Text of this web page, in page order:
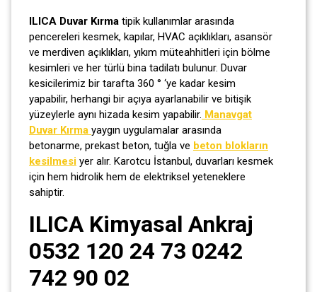
ILICA Duvar Kırma tipik kullanımlar arasında
pencereleri kesmek, kapılar, HVAC açıklıkları, asansör
ve merdiven açıklıkları, yıkım müteahhitleri için bölme
kesimleri ve her türlü bina tadilatı bulunur. Duvar
kesicilerimiz bir tarafta 360 ° ‘ye kadar kesim
yapabilir, herhangi bir açıya ayarlanabilir ve bitişik
yüzeylerle aynı hizada kesim yapabilir. Manavgat
Duvar Kırma yaygın uygulamalar arasında
betonarme, prekast beton, tuğla ve beton blokların
kesilmesi yer alır. Karotcu İstanbul, duvarları kesmek
için hem hidrolik hem de elektriksel yeteneklere
sahiptir.
ILICA Kimyasal Ankraj
0532 120 24 73 0242
742 90 02